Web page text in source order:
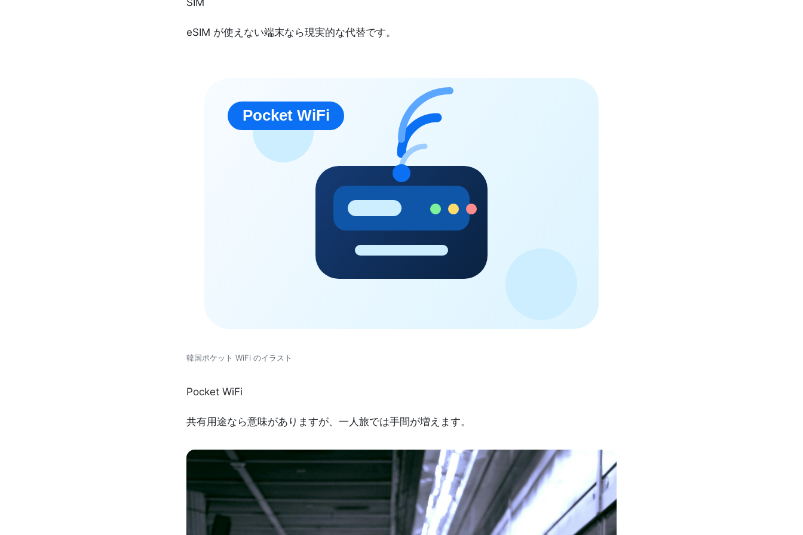
SIM
eSIM が使えない端末なら現実的な代替です。
韓国ポケット WiFi のイラスト
Pocket WiFi
共有用途なら意味がありますが、一人旅では手間が増えます。